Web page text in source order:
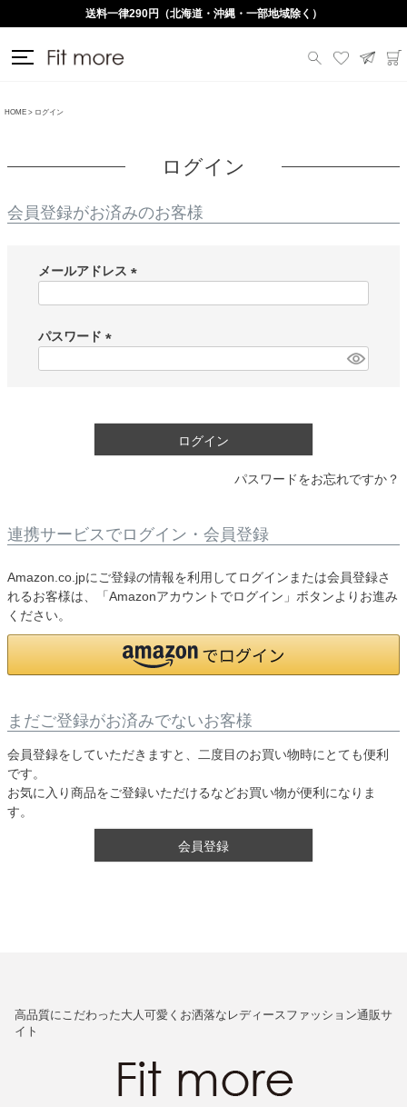
送料一律290円（北海道・沖縄・一部地域除く）
HOME ログイン
ログイン
会員登録がお済みのお客様
メールアドレス
)
パスワード
ログイン
パスワードをお忘れですか？
連携サービスでログイン・会員登録
Amazon.co.jpにご登録の情報を利用してログインまたは会員登録さ
れるお客様は、「Amazonアカウントでログイン」ボタンよりお進み
ください。
まだご登録がお済みでないお客様
会員登録をしていただきますと、二度目のお買い物時にとても便利
です。
お気に入り商品をご登録いただけるなどお買い物が便利になりま
す。
会員登録
高品質にこだわった大人可愛くお洒落なレディースファッション通販サ
イト